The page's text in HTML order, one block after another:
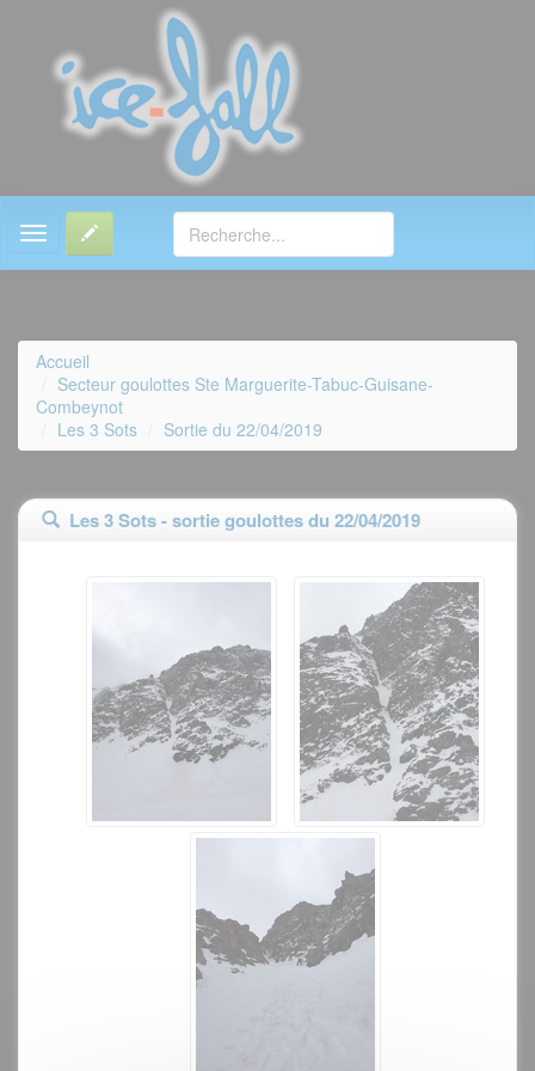
MENU
Accueil
Secteur goulottes Ste Marguerite-Tabuc-Guisane-
Combeynot
Les 3 Sots
Sortie du 22/04/2019
Les 3 Sots - sortie goulottes du 22/04/2019